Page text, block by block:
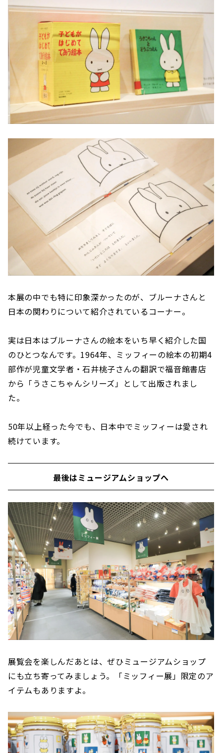
本展の中でも特に印象深かったのが、ブルーナさんと
日本の関わりについて紹介されているコーナー。
実は日本はブルーナさんの絵本をいち早く紹介した国
のひとつなんです。1964年、ミッフィーの絵本の初期4
部作が児童文学者・石井桃子さんの翻訳で福音館書店
から「うさこちゃんシリーズ」として出版されまし
た。
50年以上経った今でも、日本中でミッフィーは愛され
続けています。
最後はミュージアムショップへ
展覧会を楽しんだあとは、ぜひミュージアムショップ
にも立ち寄ってみましょう。「ミッフィー展」限定のア
イテムもありますよ。